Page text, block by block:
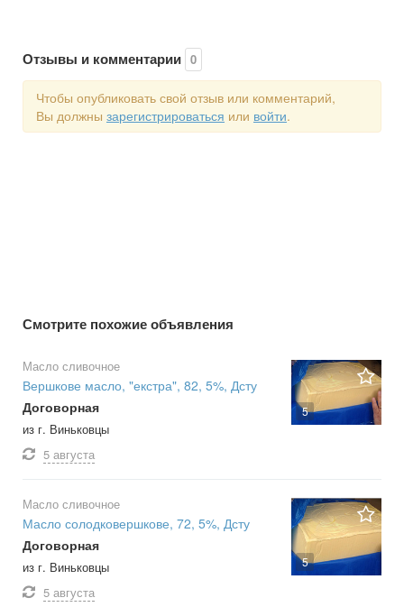
Отзывы и комментарии 0
Чтобы опубликовать свой отзыв или комментарий,
Вы должны зарегистрироваться или войти.
Смотрите похожие объявления
5
Масло сливочное
Вершкове масло, "екстра", 82, 5%, Дсту
Договорная
из г. Виньковцы
5 августа
5
Масло сливочное
Масло солодковершкове, 72, 5%, Дсту
Договорная
из г. Виньковцы
5 августа